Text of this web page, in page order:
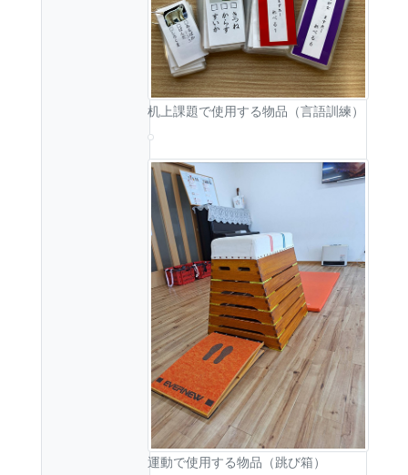
机上課題で使用する物品（言語訓練）
運動で使用する物品（跳び箱）